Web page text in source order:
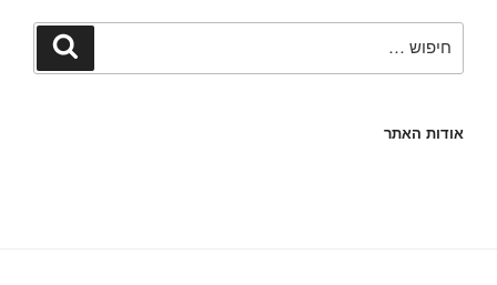
חיפוש
אודות האתר